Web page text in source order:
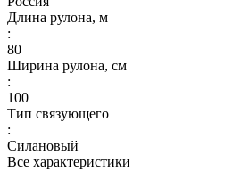
Длина рулона, м
:
80
Ширина рулона, см
:
100
Тип связующего
:
Силановый
Все характеристики